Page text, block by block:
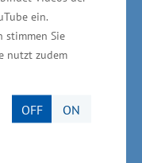
ein.
stimmen Sie
nutzt zudem
OFF ON
Ludwig-
Juli 2017,